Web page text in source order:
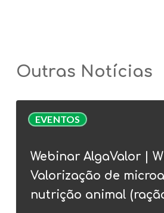
Outras Notícias
EVENTOS
AlgaValor
WP2:
Valorização
Webinar AlgaValor |
Valorização de
nutrição animal